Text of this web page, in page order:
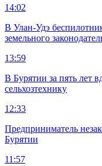
14:02
В Улан-Удэ
земельного
13:59
В Бурятии за пять лет
сельхозтехнику
12:33
Предприниматель
Бурятии
11:57